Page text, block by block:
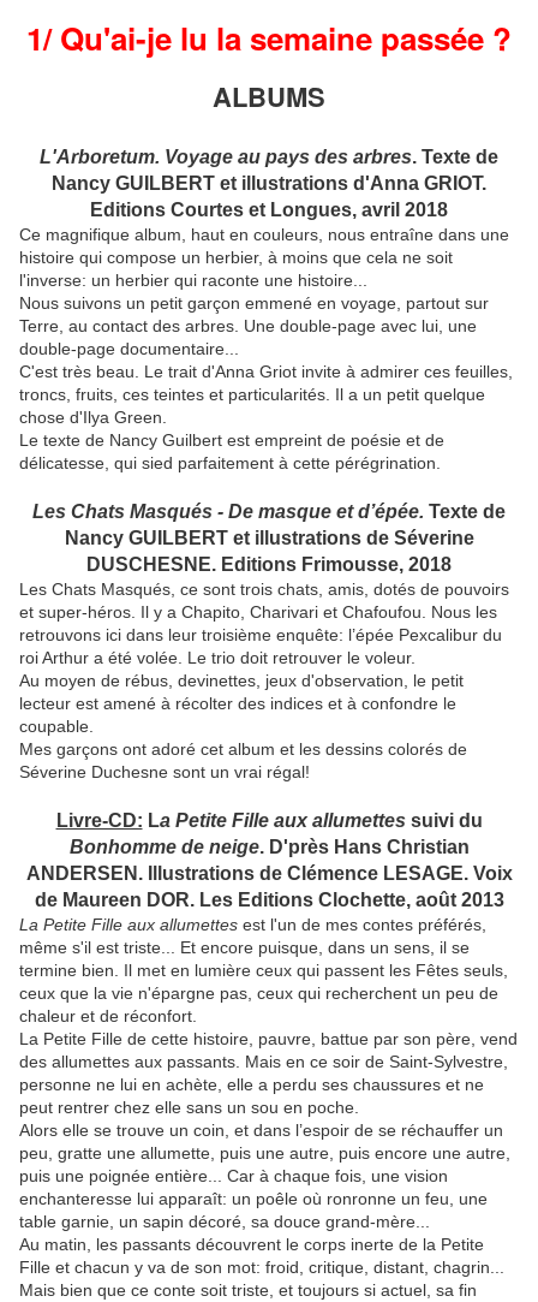
1/ Qu'ai-je lu la semaine passée ?
ALBUMS
L'Arboretum. Voyage au pays des arbres. Texte de
Nancy GUILBERT et illustrations d'Anna GRIOT.
Editions Courtes et Longues, avril 2018
Ce magnifique album, haut en couleurs, nous entraîne dans une
histoire qui compose un herbier, à moins que cela ne soit
l'inverse: un herbier qui raconte une histoire...
Nous suivons un petit garçon emmené en voyage, partout sur
Terre, au contact des arbres. Une double-page avec lui, une
double-page documentaire...
C'est très beau. Le trait d'Anna Griot invite à admirer ces feuilles,
troncs, fruits, ces teintes et particularités. Il a un petit quelque
chose d'Ilya Green.
Le texte de Nancy Guilbert est empreint de poésie et de
délicatesse, qui sied parfaitement à cette pérégrination.
Les Chats Masqués - De masque et d’épée. Texte de
Nancy GUILBERT et illustrations de Séverine
DUSCHESNE. Editions Frimousse, 2018
Les Chats Masqués, ce sont trois chats, amis, dotés de pouvoirs
et super-héros. Il y a Chapito, Charivari et Chafoufou. Nous les
retrouvons ici dans leur troisième enquête: l’épée Pexcalibur du
roi Arthur a été volée. Le trio doit retrouver le voleur.
Au moyen de rébus, devinettes, jeux d'observation, le petit
lecteur est amené à récolter des indices et à confondre le
coupable.
Mes garçons ont adoré cet album et les dessins colorés de
Séverine Duchesne sont un vrai régal!
Livre-CD: La Petite Fille aux allumettes suivi du
Bonhomme de neige. D'près Hans Christian
ANDERSEN. Illustrations de Clémence LESAGE. Voix
de Maureen DOR. Les Editions Clochette, août 2013
La Petite Fille aux allumettes est l'un de mes contes préférés,
même s'il est triste... Et encore puisque, dans un sens, il se
termine bien. Il met en lumière ceux qui passent les Fêtes seuls,
ceux que la vie n'épargne pas, ceux qui recherchent un peu de
chaleur et de réconfort.
La Petite Fille de cette histoire, pauvre, battue par son père, vend
des allumettes aux passants. Mais en ce soir de Saint-Sylvestre,
personne ne lui en achète, elle a perdu ses chaussures et ne
peut rentrer chez elle sans un sou en poche.
Alors elle se trouve un coin, et dans l’espoir de se réchauffer un
peu, gratte une allumette, puis une autre, puis encore une autre,
puis une poignée entière... Car à chaque fois, une vision
enchanteresse lui apparaît: un poêle où ronronne un feu, une
table garnie, un sapin décoré, sa douce grand-mère...
Au matin, les passants découvrent le corps inerte de la Petite
Fille et chacun y va de son mot: froid, critique, distant, chagrin...
Mais bien que ce conte soit triste, et toujours si actuel, sa fin